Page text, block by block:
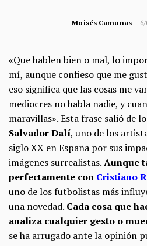
Moisés Camuñas
«Que hablen bien o mal, lo
mí, aunque confieso que me
eso significa que las cosas me
mediocres no habla nadie, y
maravillas». Esta frase salió de
Salvador Dalí, uno de los
siglo XX en España por sus
imágenes surrealistas.Aunque
perfectamente con Cristiano
uno de los futbolistas más
una novedad. Cada cosa que
analiza cualquier gesto o
se ha arrugado ante la opinión